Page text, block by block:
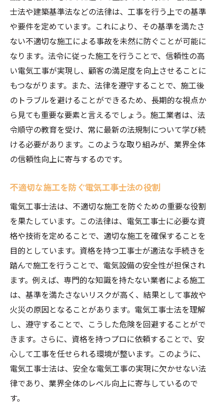
士法や建築基準法などの法律は、工事を行う上での基準
や要件を定めています。これにより、その基準を満たさ
ない不適切な施工による事故を未然に防ぐことが可能に
なります。法令に従った施工を行うことで、信頼性の高
い電気工事が実現し、顧客の満足度を向上させることに
もつながります。また、法律を遵守することで、施工後
のトラブルを避けることができるため、長期的な視点か
ら見ても重要な要素と言えるでしょう。施工業者は、法
令順守の教育を受け、常に最新の法規制について学び続
ける必要があります。このような取り組みが、業界全体
の信頼性向上に寄与するのです。
不適切な施工を防ぐ電気工事士法の役割
電気工事士法は、不適切な施工を防ぐための重要な役割
を果たしています。この法律は、電気工事士に必要な資
格や技術を定めることで、適切な施工を確保することを
目的としています。資格を持つ工事士が適法な手続きを
踏んで施工を行うことで、電気設備の安全性が担保され
ます。例えば、専門的な知識を持たない業者による施工
は、基準を満たさないリスクが高く、結果として事故や
火災の原因となることがあります。電気工事士法を理解
し、遵守することで、こうした危険を回避することがで
きます。さらに、資格を持つプロに依頼することで、安
心して工事を任せられる環境が整います。このように、
電気工事士法は、安全な電気工事の実現に欠かせない法
律であり、業界全体のレベル向上に寄与しているので
す。